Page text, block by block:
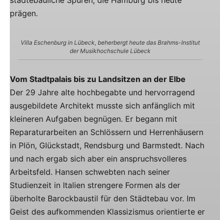
prägen.
Villa Eschenburg in Lübeck, beherbergt heute das Brahms-Institut
der Musikhochschule Lübeck
Vom Stadtpalais bis zu Landsitzen an der Elbe
Der 29 Jahre alte hochbegabte und hervorragend
ausgebildete Architekt musste sich anfänglich mit
kleineren Aufgaben begnügen. Er begann mit
Reparaturarbeiten an Schlössern und Herrenhäusern
in Plön, Glückstadt, Rendsburg und Barmstedt. Nach
und nach ergab sich aber ein anspruchsvolleres
Arbeitsfeld. Hansen schwebten nach seiner
Studienzeit in Italien strengere Formen als der
überholte Barockbaustil für den Städtebau vor. Im
Geist des aufkommenden Klassizismus orientierte er